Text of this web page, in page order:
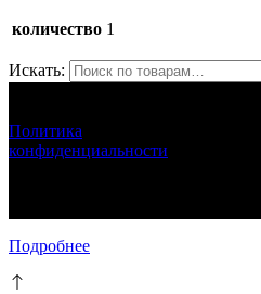
количество 1
Искать:
Политика
конфиденциальности
Подробнее